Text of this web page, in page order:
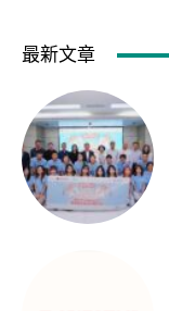
最新文章